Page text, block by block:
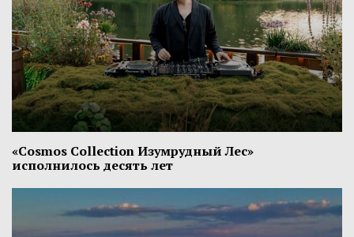
«Cosmos Collection Изумрудный Лес»
исполнилось десять лет